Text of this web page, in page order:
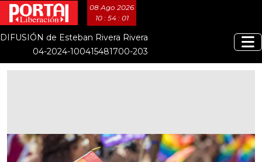
08 Ago 2026
10 : 54 : 02
DIFUSIÓN de Esteban Rivera Rivera
04-2024-100415481700-203